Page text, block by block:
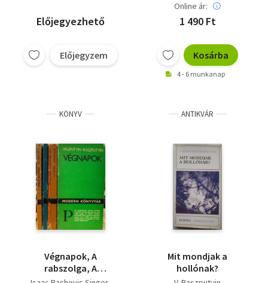
Ámor és féltékenység,
Luxusvilág
Előjegyezhető
Előjegyzem
Online ár:
1 490 Ft
Kosárba
4 - 6 munkanap
KÖNYV
Végnapok, A
rabszolga, A
csipkeverő lány, A
ANTIKVÁR
Mit mondjak a
hollónak?